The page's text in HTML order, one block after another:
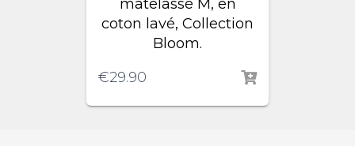
matelassé M, en
coton lavé, Collection
Bloom.
€29.90